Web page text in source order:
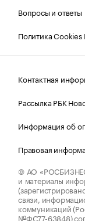
Вопросы и ответы
Политика Cookies
Контактная
Рассылка РБК
Информация об
Правовая
© АО
и материалы
связи,
коммуникаций
№ФС77-63848)